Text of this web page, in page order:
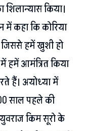
शिलान्यास किया।
में कहा कि कोरिया
जिससे हमें खुशी हो
में हमें आमंत्रित किया
हैं। अयोध्या में
साल पहले की
युवराज किम सूरो के